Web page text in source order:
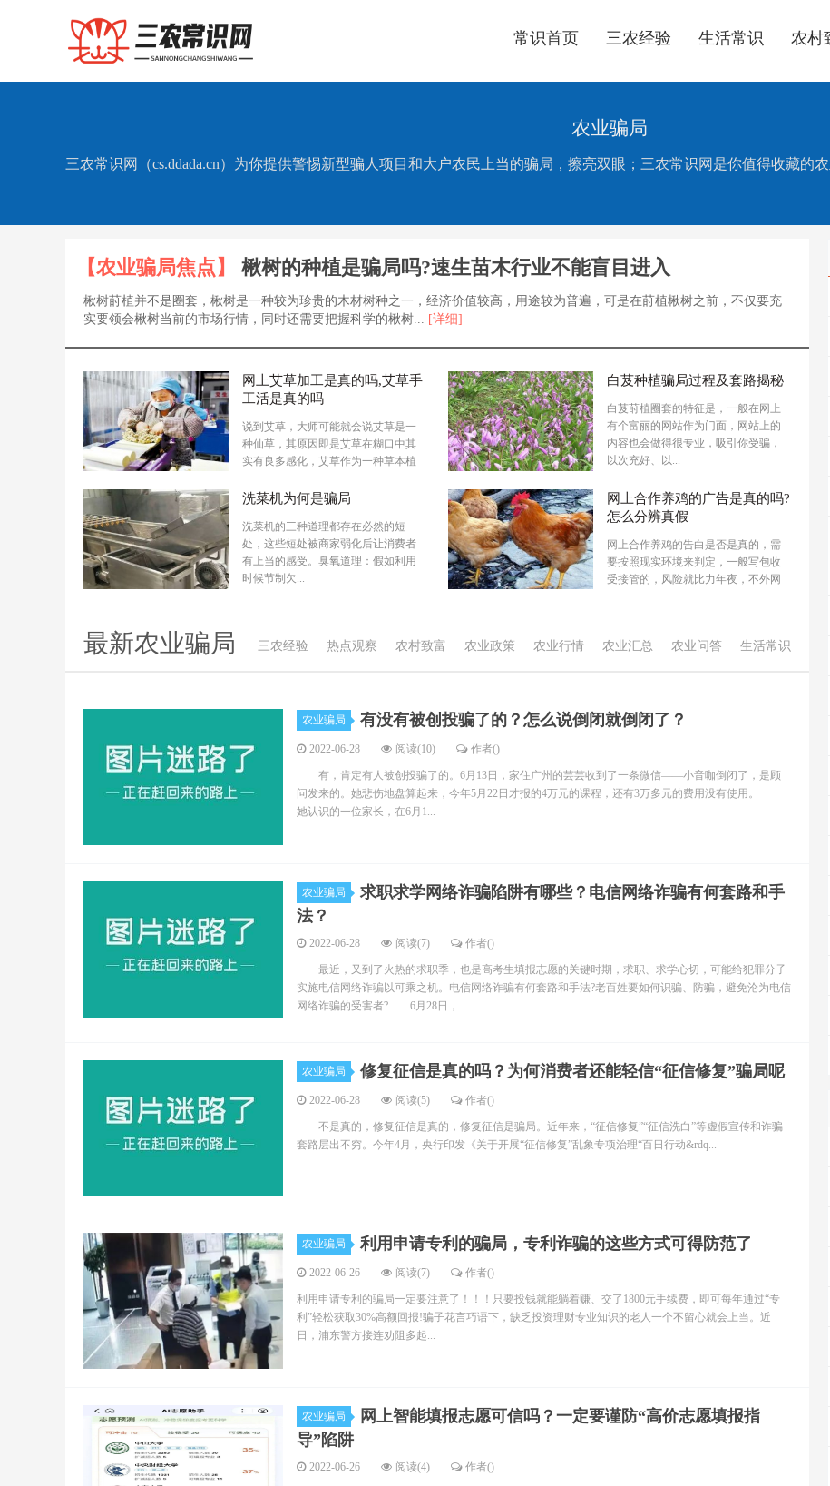
常识首页 三农经验 生活常识 农村
农业骗局
三农常识网（cs.ddada.cn）为你提供警惕新型骗人项目和大户农民上当的骗局，擦亮双眼；三农常识网是你值得收藏的农
【农业骗局焦点】 楸树的种植是骗局吗?速生苗木行业不能盲目进入
楸树莳植并不是圈套，楸树是一种较为珍贵的木材树种之一，经济价值较高，用途较为普遍，可是在莳植楸树之前，不仅要充
实要领会楸树当前的市场行情，同时还需要把握科学的楸树... [详细]
网上艾草加工是真的吗,艾草手
工活是真的吗
说到艾草，大师可能就会说艾草是一
种仙草，其原因即是艾草在糊口中其
实有良多感化，艾草作为一种草本植
白芨种植骗局过程及套路揭秘
白芨莳植圈套的特征是，一般在网上
有个富丽的网站作为门面，网站上的
内容也会做得很专业，吸引你受骗，
以次充好、以...
洗菜机为何是骗局
洗菜机的三种道理都存在必然的短
处，这些短处被商家弱化后让消费者
有上当的感受。臭氧道理：假如利用
时候节制欠...
网上合作养鸡的广告是真的吗?
怎么分辨真假
网上合作养鸡的告白是否是真的，需
要按照现实环境来判定，一般写包收
受接管的，风险就比力年夜，不外网
最新农业骗局 三农经验 热点观察 农村致富 农业政策 农业行情 农业汇总 农业问答 生活常识
农业骗局 有没有被创投骗了的？怎么说倒闭就倒闭了？
2022-06-28 阅读(10) 作者()
有，肯定有人被创投骗了的。6月13日，家住广州的芸芸收到了一条微信——小音咖倒闭了，是顾
问发来的。她悲伤地盘算起来，今年5月22日才报的4万元的课程，还有3万多元的费用没有使用。
她认识的一位家长，在6月1...
农业骗局
求职求学网络诈骗陷阱有哪些？电信网络诈骗有何套路和手
法？
2022-06-28 阅读(7) 作者()
最近，又到了火热的求职季，也是高考生填报志愿的关键时期，求职、求学心切，可能给犯罪分子
实施电信网络诈骗以可乘之机。电信网络诈骗有何套路和手法?老百姓要如何识骗、防骗，避免沦为电信
网络诈骗的受害者? 6月28日，...
农业骗局 修复征信是真的吗？为何消费者还能轻信“征信修复”骗局呢
2022-06-28 阅读(5) 作者()
不是真的，修复征信是真的，修复征信是骗局。近年来，“征信修复”“征信洗白”等虚假宣传和诈骗
套路层出不穷。今年4月，央行印发《关于开展“征信修复”乱象专项治理“百日行动&rdq...
农业骗局 利用申请专利的骗局，专利诈骗的这些方式可得防范了
2022-06-26 阅读(7) 作者()
利用申请专利的骗局一定要注意了！！！只要投钱就能躺着赚、交了1800元手续费，即可每年通过“专
利”轻松获取30%高额回报!骗子花言巧语下，缺乏投资理财专业知识的老人一个不留心就会上当。近
日，浦东警方接连劝阻多起...
农业骗局
网上智能填报志愿可信吗？一定要谨防“高价志愿填报指
导”陷阱
2022-06-26 阅读(4) 作者()